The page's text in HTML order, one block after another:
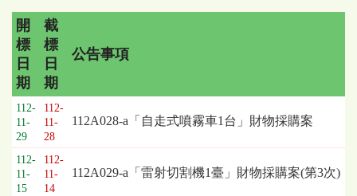
招
標
採
購
列
表，
開
標
日
期
截
標
日
期
公告事項
112-
11-
29
112-
11-
28
112A028-a「自走式噴霧車1台」財物採購案
112-
11-
15
112-
11-
14
112A029-a「雷射切割機1臺」財物採購案(第3次)